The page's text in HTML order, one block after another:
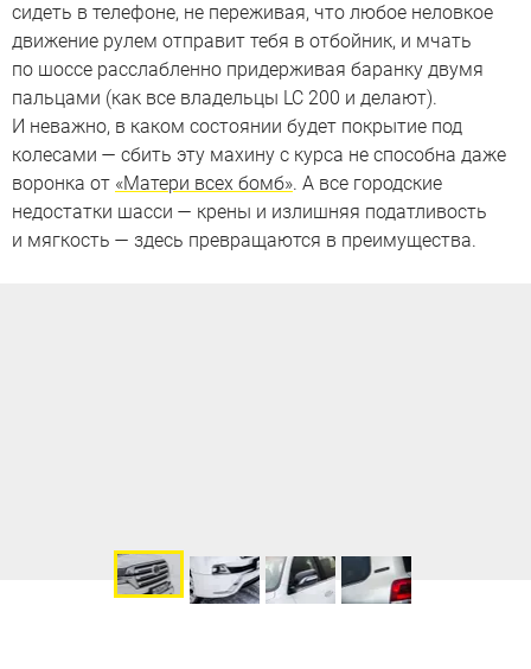
сидеть в телефоне, не переживая, что любое неловкое
движение рулем отправит тебя в отбойник, и мчать
по шоссе расслабленно придерживая баранку двумя
пальцами (как все владельцы LC 200 и делают).
И неважно, в каком состоянии будет покрытие под
колесами — сбить эту махину с курса не способна даже
воронка от «Матери всех бомб». А все городские
недостатки шасси — крены и излишняя податливость
и мягкость — здесь превращаются в преимущества.